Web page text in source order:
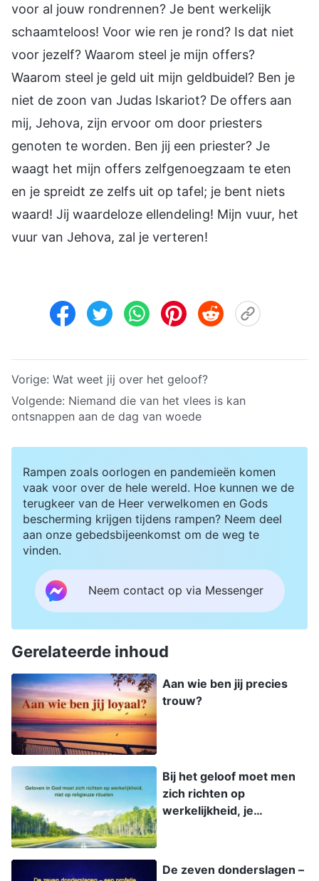
voor al jouw rondrennen? Je bent werkelijk
schaamteloos! Voor wie ren je rond? Is dat niet
voor jezelf? Waarom steel je mijn offers?
Waarom steel je geld uit mijn geldbuidel? Ben je
niet de zoon van Judas Iskariot? De offers aan
mij, Jehova, zijn ervoor om door priesters
genoten te worden. Ben jij een priester? Je
waagt het mijn offers zelfgenoegzaam te eten
en je spreidt ze zelfs uit op tafel; je bent niets
waard! Jij waardeloze ellendeling! Mijn vuur, het
vuur van Jehova, zal je verteren!
Vorige: Wat weet jij over het geloof?
Volgende: Niemand die van het vlees is kan
ontsnappen aan de dag van woede
Rampen zoals oorlogen en pandemieën komen
vaak voor over de hele wereld. Hoe kunnen we de
terugkeer van de Heer verwelkomen en Gods
bescherming krijgen tijdens rampen? Neem deel
aan onze gebedsbijeenkomst om de weg te
vinden.
Neem contact op via Messenger
Gerelateerde inhoud
Aan wie ben jij precies
trouw?
Bij het geloof moet men
zich richten op
werkelijkheid, je
betekent geen geloof
De zeven donderslagen –